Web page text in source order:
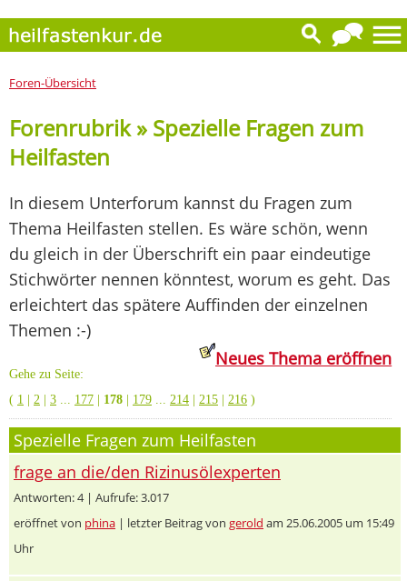
Foren-Übersicht
Forenrubrik » Spezielle Fragen zum
Heilfasten
In diesem Unterforum kannst du Fragen zum
Thema Heilfasten stellen. Es wäre schön, wenn
du gleich in der Überschrift ein paar eindeutige
Stichwörter nennen könntest, worum es geht. Das
erleichtert das spätere Auffinden der einzelnen
Themen :-)
Neues Thema eröffnen
Gehe zu Seite:
( 1 2 3 177 178 179 214 215 216 )
Spezielle Fragen zum Heilfasten
frage an die/den Rizinusölexperten
Antworten: 4 | Aufrufe: 3.017
eröffnet von phina | letzter Beitrag von gerold am 25.06.2005 um 15:49
Uhr